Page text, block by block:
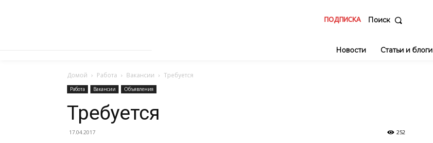
ПОДПИСКА Поиск
Новости Статьи и блоги
Домой Работа Вакансии Требуется
Работа Вакансии Объявления
Требуется
17.04.2017 252